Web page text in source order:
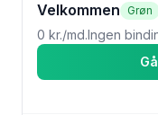
Velkommen Grøn
0 kr./md.Ingen